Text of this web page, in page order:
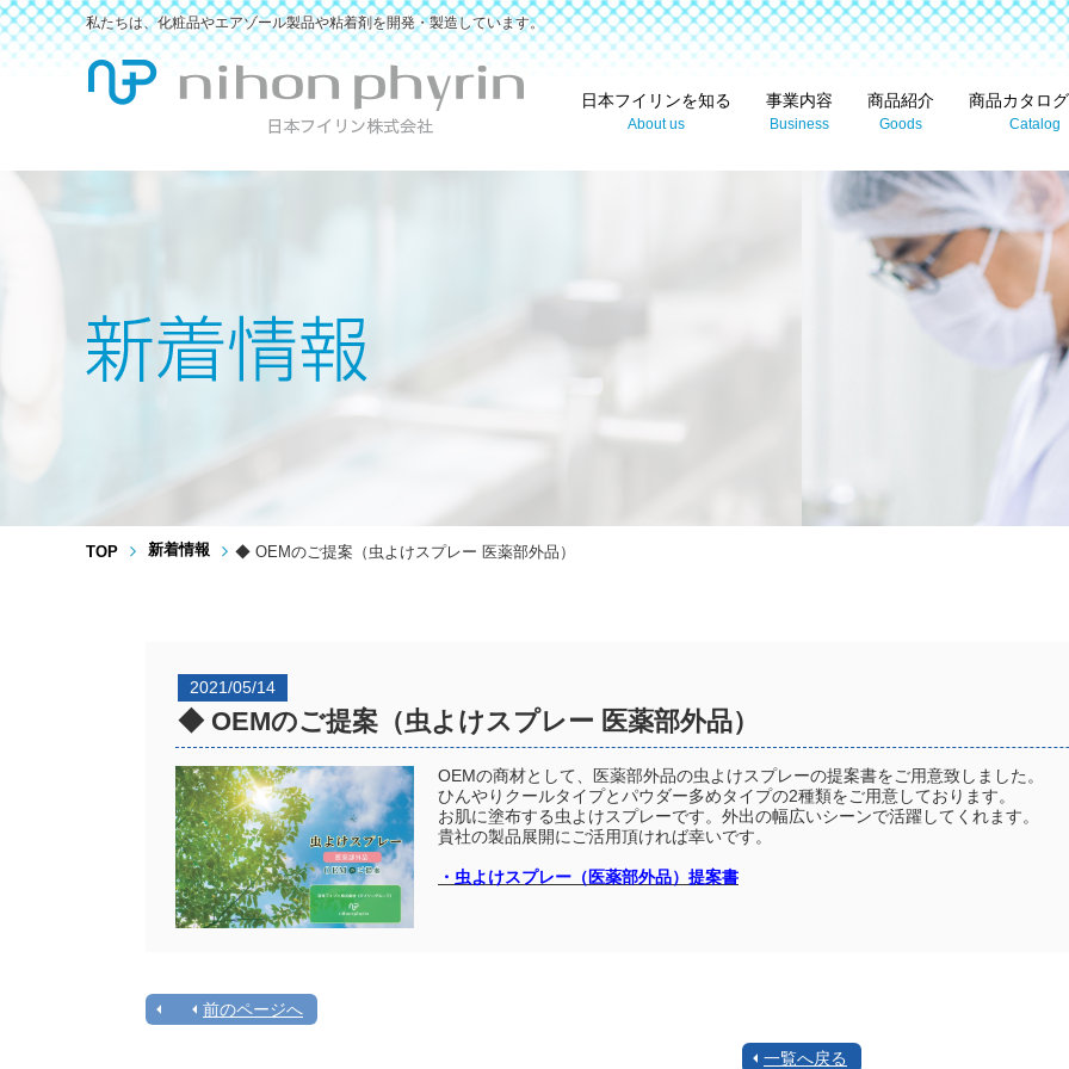
私たちは、化粧品やエアゾール製品や粘着剤を開発・製造しています。
日本フイリンを知る
About us
事業内容
Business
商品紹介
Goods
商品カタロ
Catalog
TOP 新着情報 ◆ OEMのご提案（虫よけスプレー 医薬部外品）
2021/05/14
◆ OEMのご提案（虫よけスプレー 医薬部外品）
OEMの商材として、医薬部外品の虫よけスプレーの提案書をご用意致しました。
ひんやりクールタイプとパウダー多めタイプの2種類をご用意しております。
お肌に塗布する虫よけスプレーです。外出の幅広いシーンで活躍してくれます。
貴社の製品展開にご活用頂ければ幸いです。
・虫よけスプレー（医薬部外品）提案書
前のページへ
一覧へ戻る